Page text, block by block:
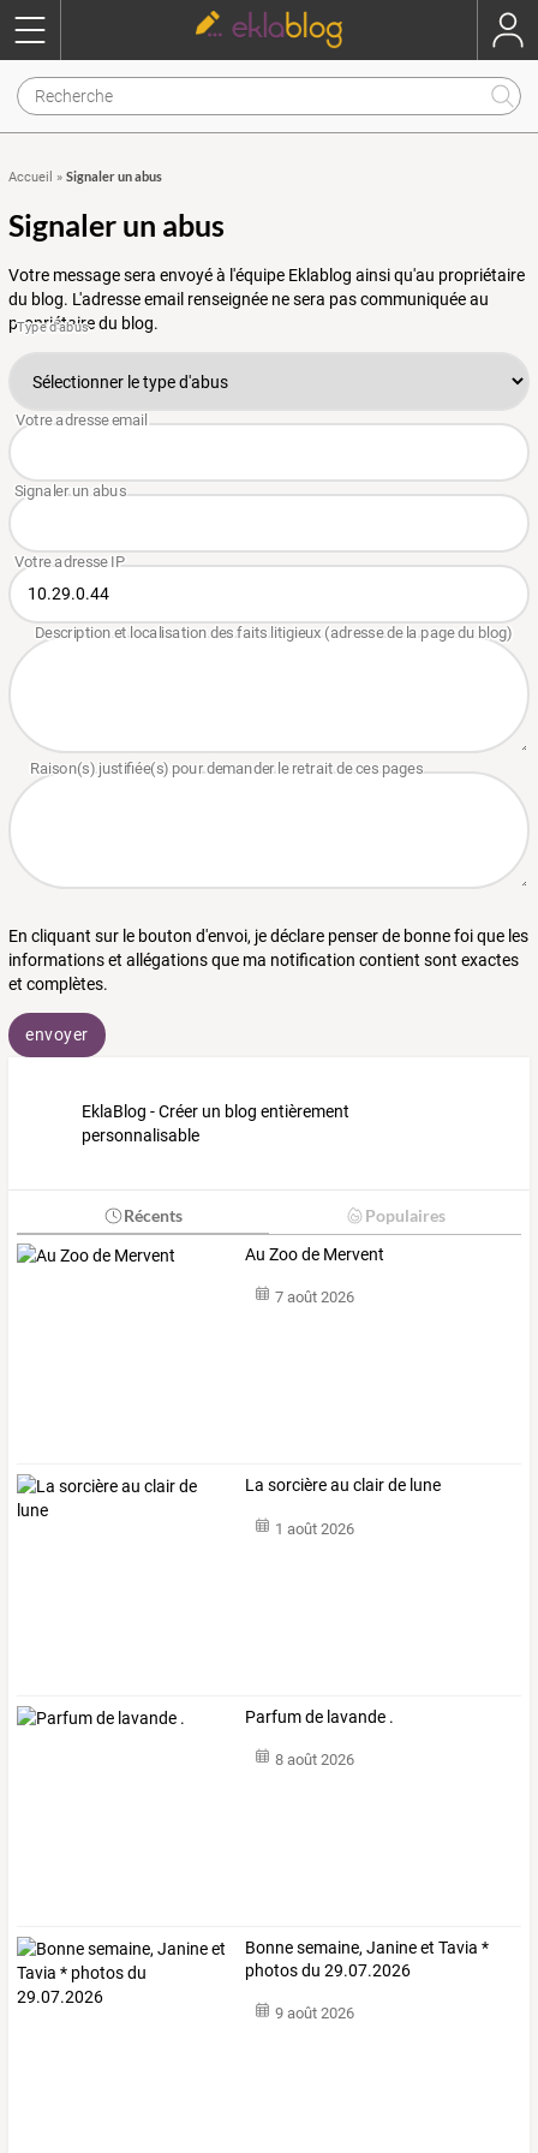
Accueil » Signaler un abus
Signaler un abus
Votre message sera envoyé à l'équipe Eklablog ainsi qu'au propriétaire
du blog. L'adresse email renseignée ne sera pas communiquée au
propriétaire du blog.
En cliquant sur le bouton d'envoi, je déclare penser de bonne foi que les
informations et allégations que ma notification contient sont exactes
et complètes.
envoyer
EklaBlog - Créer un blog entièrement
personnalisable
Récents Populaires
Au Zoo de Mervent
7 août 2026
La sorcière au clair de lune
1 août 2026
Parfum de lavande .
8 août 2026
Bonne semaine, Janine et Tavia *
photos du 29.07.2026
9 août 2026